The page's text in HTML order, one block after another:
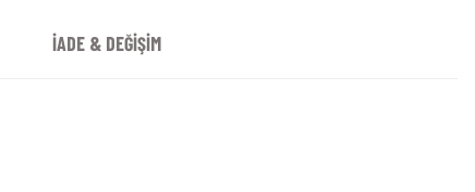
İADE & DEĞİŞİM